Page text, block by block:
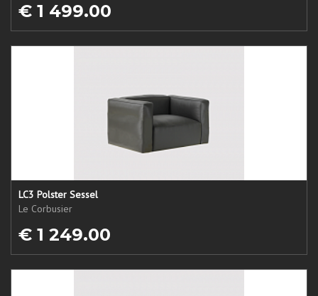
€ 1 499.00
LC3 Polster Sessel
Le Corbusier
€ 1 249.00